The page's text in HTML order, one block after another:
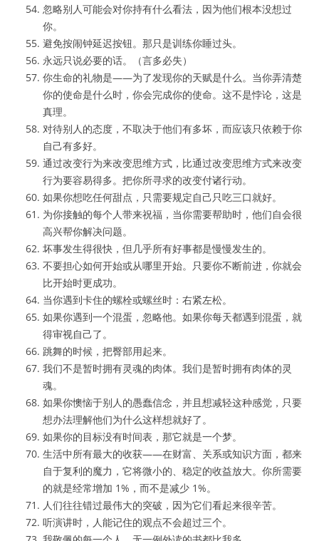
忽略别人可能会对你持有什么看法，因为他们根本没想过
你。
避免按闹钟延迟按钮。那只是训练你睡过头。
永远只说必要的话。（言多必失）
你生命的礼物是——为了发现你的天赋是什么。当你弄清楚
你的使命是什么时，你会完成你的使命。这不是悖论，这是
真理。
对待别人的态度，不取决于他们有多坏，而应该只依赖于你
自己有多好。
通过改变行为来改变思维方式，比通过改变思维方式来改变
行为要容易得多。把你所寻求的改变付诸行动。
如果你想吃任何甜点，只需要规定自己只吃三口就好。
为你接触的每个人带来祝福，当你需要帮助时，他们自会很
高兴帮你解决问题。
坏事发生得很快，但几乎所有好事都是慢慢发生的。
不要担心如何开始或从哪里开始。只要你不断前进，你就会
比开始时更成功。
当你遇到卡住的螺栓或螺丝时：右紧左松。
如果你遇到一个混蛋，忽略他。如果你每天都遇到混蛋，就
得审视自己了。
跳舞的时候，把臀部用起来。
我们不是暂时拥有灵魂的肉体。我们是暂时拥有肉体的灵
魂。
如果你懊恼于别人的愚蠢信念，并且想减轻这种感觉，只要
想办法理解他们为什么这样想就好了。
如果你的目标没有时间表，那它就是一个梦。
生活中所有最大的收获——在财富、关系或知识方面，都来
自于复利的魔力，它将微小的、稳定的收益放大。你所需要
的就是经常增加 1%，而不是减少 1%。
人们往往错过最伟大的突破，因为它们看起来很辛苦。
听演讲时，人能记住的观点不会超过三个。